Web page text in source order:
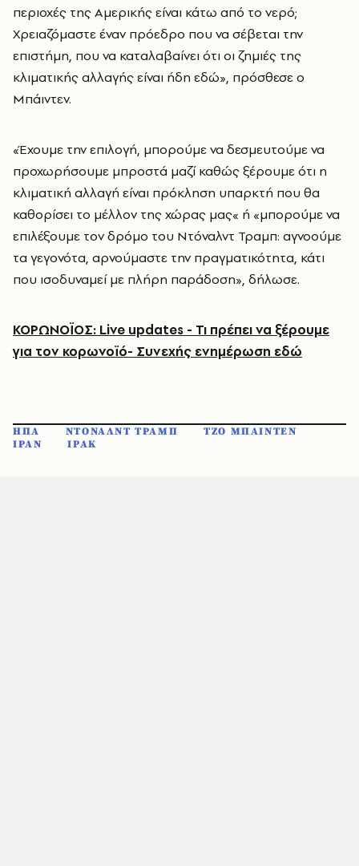
περιοχές της Αμερικής είναι κάτω από το νερό;
Χρειαζόμαστε έναν πρόεδρο που να σέβεται την
επιστήμη, που να καταλαβαίνει ότι οι ζημιές της
κλιματικής αλλαγής είναι ήδη εδώ», πρόσθεσε ο
Μπάιντεν.
«Έχουμε την επιλογή, μπορούμε να δεσμευτούμε να
προχωρήσουμε μπροστά μαζί καθώς ξέρουμε ότι η
κλιματική αλλαγή είναι πρόκληση υπαρκτή που θα
καθορίσει το μέλλον της χώρας μας« ή «μπορούμε να
επιλέξουμε τον δρόμο του Ντόναλντ Τραμπ: αγνοούμε
τα γεγονότα, αρνούμαστε την πραγματικότητα, κάτι
που ισοδυναμεί με πλήρη παράδοση», δήλωσε.
ΚΟΡΩΝΟΪΟΣ: Live updates - Τι πρέπει να ξέρουμε
για τον κορωνοϊό- Συνεχής ενημέρωση εδώ
ΗΠΑ ΝΤΟΝΑΛΝΤ ΤΡΑΜΠ
ΤΖΟ ΜΠΑΙΝΤΕΝ
ΙΡΑΝ
ΙΡΑΚ